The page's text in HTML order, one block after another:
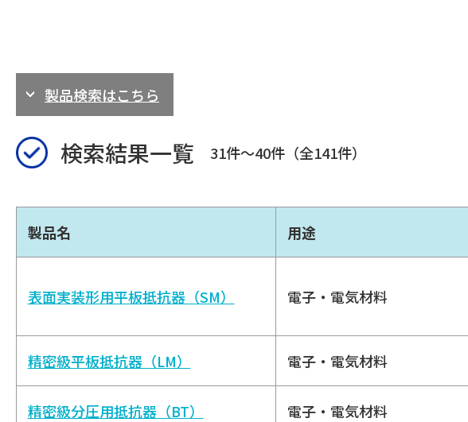
製品検索はこちら
検索結果一覧 31件～40件（全141件）
製品名 用途
表面実装形用平板抵抗器（SM） 電子・電気材料
精密級平板抵抗器（LM） 電子・電気材料
精密級分圧用抵抗器（BT） 電子・電気材料